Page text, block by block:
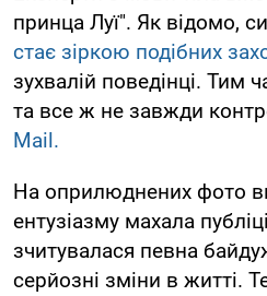
принца Луї". Як відомо,
стає зіркою подібних
зухвалій поведінці. Тим
та все ж не завжди
Mail.
На оприлюднених фото
ентузіазму махала
зчитувалася певна
серйозні зміни в житті.